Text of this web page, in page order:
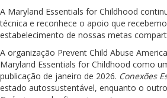
A Maryland Essentials for Childhood
técnica e reconhece o apoio que
estabelecimento de nossas metas
A organização Prevent Child Abuse
Maryland Essentials for Childhood como
publicação de janeiro de 2026. Conexões
estado autossustentável, enquanto o